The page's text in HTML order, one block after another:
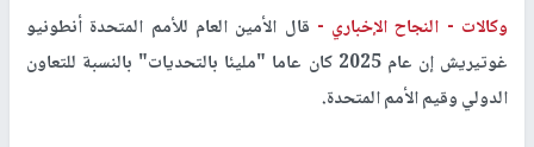
وكالات - النجاح الإخباري - قال الأمين العام للأمم المتحدة أنطونيو
غوتيريش إن عام 2025 كان عاما "مليئا بالتحديات" بالنسبة للتعاون
الدولي وقيم الأمم المتحدة.